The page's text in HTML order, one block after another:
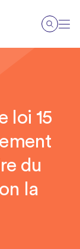
loi 15
du
la